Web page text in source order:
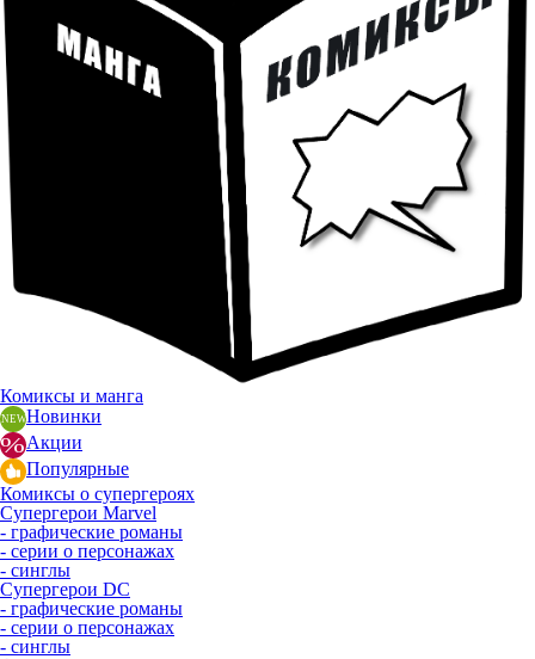
Комиксы и манга
Новинки
Акции
Популярные
Комиксы о супергероях
Супергерои Marvel
- графические романы
- серии о персонажах
- синглы
Супергерои DC
- графические романы
- серии о персонажах
- синглы